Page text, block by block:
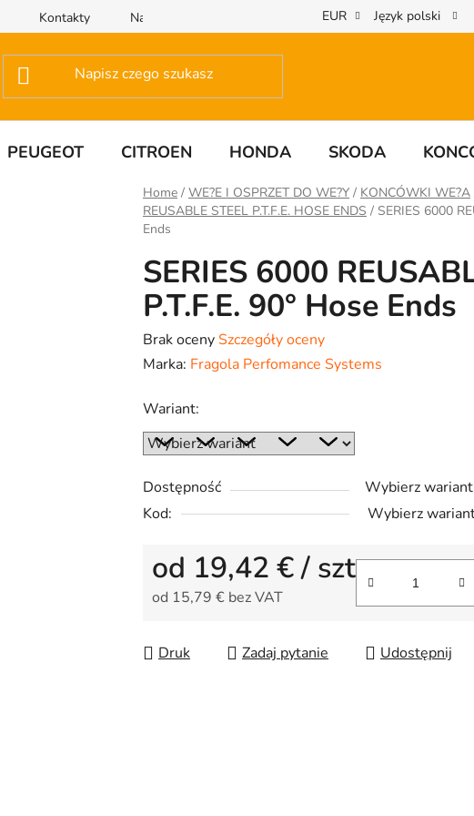
Kontakty Napisz do nas EUR Język polski
PEUGEOT CITROEN HONDA SKODA
Home / WE?E I OSPRZET DO WE?Y / KONCÓWKI WE?A
REUSABLE STEEL P.T.F.E. HOSE ENDS / SERIES 6000
Ends
SERIES 6000
P.T.F.E. 90° Hose Ends
Średnia
ocena
wynosi
0,0
na
5
gwiazdek.
Brak ocenySzczegóły oceny
Marka: Fragola Perfomance Systems
Wariant:
Dostępność
Wybierz wariant
Kod:
Wybierz
od 19,42 €/ szt
od 15,79 € bez VAT
Druk Zadaj pytanie Udostępnij